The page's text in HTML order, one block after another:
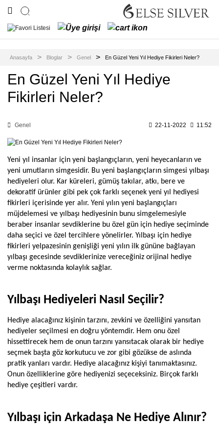
Anasayfa Bloglar Genel En Güzel Yeni Yıl Hediye Fikirleri Neler?
En Güzel Yeni Yıl Hediye
Fikirleri Neler?
Genel 22-11-2022 11:52
Yeni yıl insanlar için yeni başlangıçların, yeni heyecanların ve
yeni umutların simgesidir. Bu yeni başlangıçların simgesi yılbaşı
hediyeleri olur. Kar küreleri, gümüş takılar, atkı, bere ve
dekoratif ürünler gibi pek çok farklı seçenek yeni yıl hediyesi
fikirleri içerisinde yer alır. Yeni yılın yeni başlangıçları
müjdelemesi ve yılbaşı hediyesinin bunu simgelemesiyle
beraber insanlar sevdiklerine bu özel gün için hediye seçiminde
daha seçici ve özel tercihlere yönelirler. Yılbaşı için hediye
fikirleri yelpazesinin genişliği yeni yılın ilk gününe bağlayan
yılbaşı gecesinde sevdiklerinize vereceğiniz orijinal hediye
verme noktasında kolaylık sağlar.
Yılbaşı Hediyeleri Nasıl Seçilir?
Hediye alacağınız kişinin tarzını, zevkini ve özelliğini yansıtan
hediyeler seçilmesi en doğru yöntemdir. Hem onu özel
hissettirecek hem de onun tarzını yansıtacak olarak bir hediye
seçmek başta göz korkutucu ve zor gibi gözükse de aslında
pratik yanları vardır. Hediye alacağınız kişiyi tanımaktasınız.
Onun özelliklerine göre hediyenizi seçeceksiniz. Birçok farklı
hediye çeşitleri vardır.
Yılbaşı için Arkadaşa Ne Hediye Alınır?
Geri Dön
Hediye Takı
Sevgilime Hediye
Anneme Hediye
Doğum Günü
Hediyesi
Babama Hediye
Öğretmene
Hediye
Geri Dön
Kadın Takı
Gümüş Kolye
Gümüş Yüzük
Gümüş Küpe
Gümüş Takı Seti
Şahmeran
Gümüş Halhal
Gümüş Zincir
Swarovski Gümüş
Takılar
Geri Dön
Erkek Takı
Erkek Yüzüğü
Erkek Bilekliği
Erkek Kolye
Erkek Kombin
Geri Dön
Çocuk & Bebek Takı
Gümüş Bebek
Gümüş Çocuk
Küpesi
Çocuk Takı
Kombin
Geri Dön
Kişiye Özel Takı
İsimli Gümüş
İsimli Gümüş
Bileklik
İsimli Gümüş
Küpe
Set & Kombin
Geri Dön
Altın Takılar
Altın Bileklik
Altın Kolye
Altın Yüzük
Geri Dön
İnci Takı
Damla İnci Kolye
Damla İnci Küpe
Damla İnci Set
Küre İnci Küpe
Küre İnci Set